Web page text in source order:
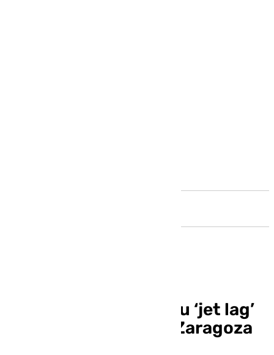
El Unicaja prolonga su ‘jet lag’
ante el Casademont Zaragoza